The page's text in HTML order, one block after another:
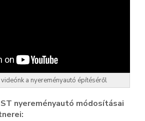
a nyereményautó építéséről
ST nyereményautó módosításai
: